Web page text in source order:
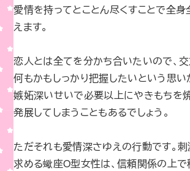
愛情を持ってとことん尽くすことで全
えます。
恋人とは全てを分かち合いたいので、交
何もかもしっかり把握したいという思い
嫉妬深いせいで必要以上にやきもちを
発展してしまうこともあるでしょう。
ただそれも愛情深さゆえの行動です。
求める蠍座O型女性は、信頼関係の上